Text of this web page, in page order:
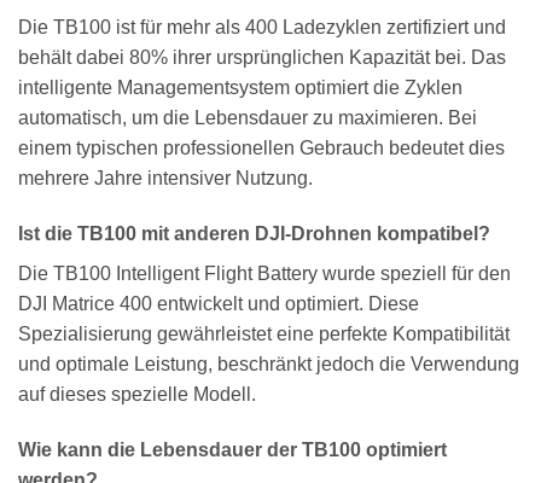
Die TB100 ist für mehr als 400 Ladezyklen zertifiziert und
behält dabei 80% ihrer ursprünglichen Kapazität bei. Das
intelligente Managementsystem optimiert die Zyklen
automatisch, um die Lebensdauer zu maximieren. Bei
einem typischen professionellen Gebrauch bedeutet dies
mehrere Jahre intensiver Nutzung.
Ist die TB100 mit anderen DJI-Drohnen kompatibel?
Die TB100 Intelligent Flight Battery wurde speziell für den
DJI Matrice 400 entwickelt und optimiert. Diese
Spezialisierung gewährleistet eine perfekte Kompatibilität
und optimale Leistung, beschränkt jedoch die Verwendung
auf dieses spezielle Modell.
Wie kann die Lebensdauer der TB100 optimiert